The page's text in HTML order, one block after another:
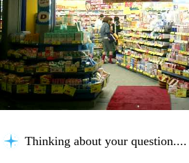
Thinking about your question...